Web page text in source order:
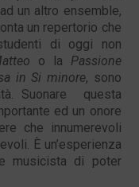
un altro ensemble,
un repertorio che
di oggi non
o la Passione
in Si minore, sono
Suonare questa
ed un onore
che innumerevoli
È un’esperienza
musicista di poter